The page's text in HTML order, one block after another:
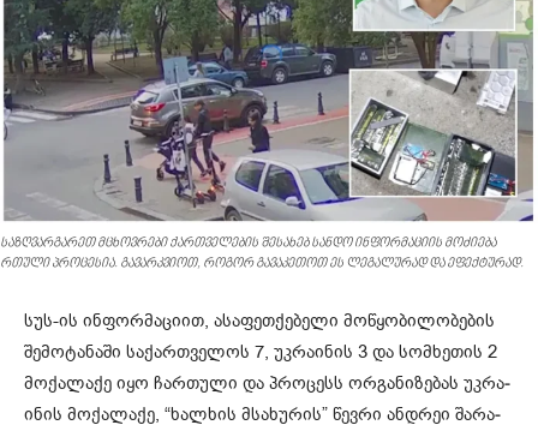
საზღვარგარეთ მცხოვრები ქართველების შესახებ სანდო ინფორმაციის მოძიება
რთული პროცესია. გავარკვიოთ, როგორ გავაკეთოთ ეს ლეგალურად და ეფექტურად.
სუს-ის ინ­ფორ­მა­ცი­ით, ასა­ფეთ­ქე­ბე­ლი მო­წყო­ბი­ლო­ბე­ბის
შე­მო­ტა­ნა­ში სა­ქარ­თვე­ლოს 7, უკ­რა­ი­ნის 3 და სომ­ხე­თის 2
მო­ქა­ლა­ქე იყო ჩარ­თუ­ლი და პრო­ცესს ორ­გა­ნი­ზე­ბას უკ­რა­
ი­ნის მო­ქა­ლა­ქე, “ხალ­ხის მსა­ხუ­რის” წევ­რი ან­დრეი შა­რა­